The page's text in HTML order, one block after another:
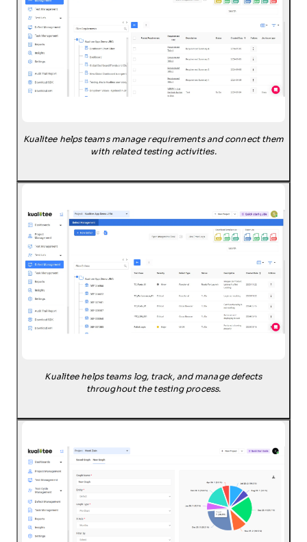
Kualitee helps teams manage requirements and connect them
with related testing activities.
Kualitee helps teams log, track, and manage defects
throughout the testing process.